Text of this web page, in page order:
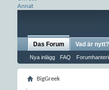
Annat
Das Forum
Nya inlägg FAQ
Vad är nytt?
BigGreek